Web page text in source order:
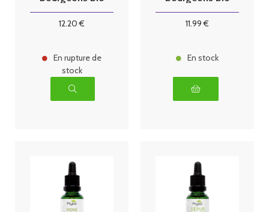
12.20 €
En rupture de
stock
11.99 €
En stock